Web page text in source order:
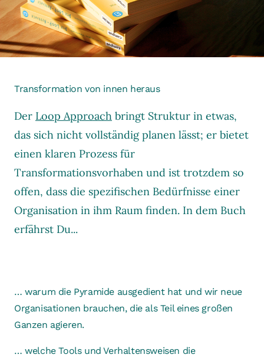
Transformation von innen heraus
Der Loop Approach bringt Struktur in etwas,
das sich nicht vollständig planen lässt; er bietet
einen klaren Prozess für
Transformationsvorhaben und ist trotzdem so
offen, dass die spezifischen Bedürfnisse einer
Organisation in ihm Raum finden. In dem Buch
erfährst Du...
… warum die Pyramide ausgedient hat und wir neue
Organisationen brauchen, die als Teil eines großen
Ganzen agieren.
… welche Tools und Verhaltensweisen die